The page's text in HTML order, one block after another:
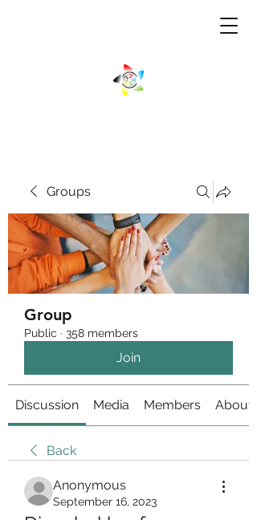
Groups
Group
Public · 358 members
Join
Discussion Media Members About
Back
Anonymous
September 16, 2023